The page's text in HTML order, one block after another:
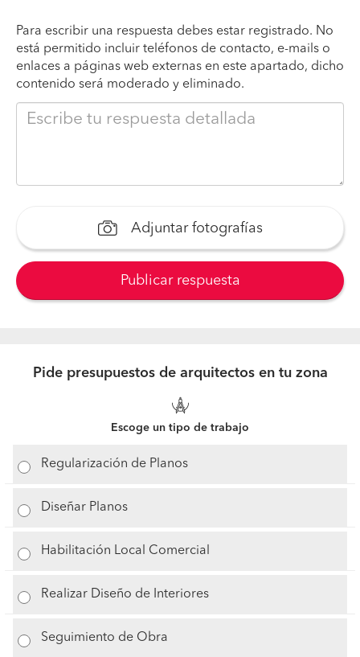
Para escribir una respuesta debes estar registrado. No
está permitido incluir teléfonos de contacto, e-mails o
enlaces a páginas web externas en este apartado, dicho
contenido será moderado y eliminado.
Adjuntar fotografías
Publicar respuesta
Pide presupuestos de arquitectos en tu zona
Escoge un tipo de trabajo
Regularización de Planos
Diseñar Planos
Habilitación Local Comercial
Realizar Diseño de Interiores
Seguimiento de Obra